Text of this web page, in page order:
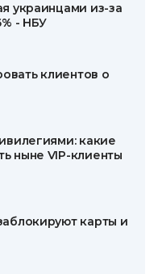
украинцами из-за
- НБУ
клиентов о
какие
ныне VIP-клиенты
карты и